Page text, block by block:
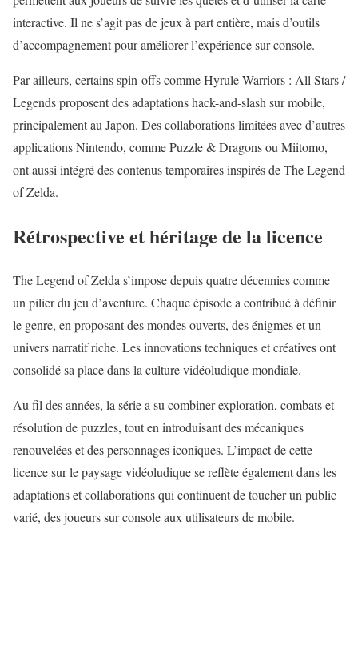
interactive. Il ne s’agit pas de jeux à part entière, mais d’outils
d’accompagnement pour améliorer l’expérience sur console.
Par ailleurs, certains spin-offs comme Hyrule Warriors : All Stars /
Legends proposent des adaptations hack-and-slash sur mobile,
principalement au Japon. Des collaborations limitées avec d’autres
applications Nintendo, comme Puzzle & Dragons ou Miitomo,
ont aussi intégré des contenus temporaires inspirés de The Legend
of Zelda.
Rétrospective et héritage de la licence
The Legend of Zelda s’impose depuis quatre décennies comme
un pilier du jeu d’aventure. Chaque épisode a contribué à définir
le genre, en proposant des mondes ouverts, des énigmes et un
univers narratif riche. Les innovations techniques et créatives ont
consolidé sa place dans la culture vidéoludique mondiale.
Au fil des années, la série a su combiner exploration, combats et
résolution de puzzles, tout en introduisant des mécaniques
renouvelées et des personnages iconiques. L’impact de cette
licence sur le paysage vidéoludique se reflète également dans les
adaptations et collaborations qui continuent de toucher un public
varié, des joueurs sur console aux utilisateurs de mobile.